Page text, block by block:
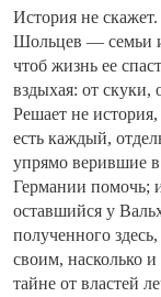
История не
Шольцев — семьи
чтоб жизнь ее
вздыхая: от скуки,
Решает не
есть каждый,
упрямо верившие в
Германии помочь;
оставшийся у
полученного
своим, насколько
тайне от властей